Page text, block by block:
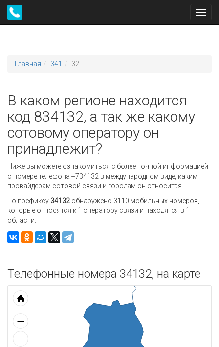
Главная 341 32
В каком регионе находится
код 834132, а так же какому
сотовому оператору он
принадлежит?
Ниже вы можете ознакомиться с более точной информацией
о номере телефона +734132 в международном виде, каким
провайдерам сотовой связи и городам он относится.
По префиксу 34132 обнаружено 3110 мобильных номеров,
которые относятся к 1 оператору связи и находятся в 1
области.
Телефонные номера 34132, на карте